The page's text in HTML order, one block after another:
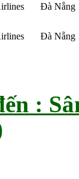
Đà Nẵng
Đà Nẵng
: